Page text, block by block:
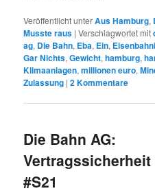
Veröffentlicht unterAus Hamburg,
Musste raus |Verschlagwortet mit
ag, Die Bahn, Eba, Ein,
Gar Nichts,Gewicht,hamburg,
Klimaanlagen,millionen euro,
Zulassung |2Kommentare
Die Bahn AG:
Vertragssicherheit
#S21